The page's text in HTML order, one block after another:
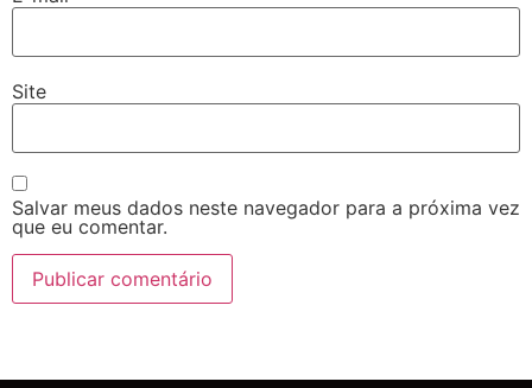
Site
Salvar meus dados neste navegador para a próxima vez
que eu comentar.